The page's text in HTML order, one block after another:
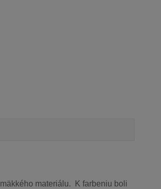
materiálu. K farbeniu boli